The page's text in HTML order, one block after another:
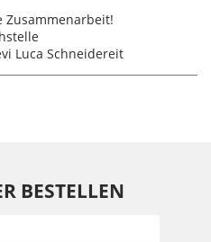
Luca Schneidereit
BESTELLEN